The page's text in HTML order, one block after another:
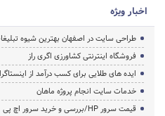
اخبار ویژه
طراحی سایت در اصفهان بهترین شیوه
فروشگاه اینترنتی کشاورزی اگری راز
ایده های طلایی برای کسب درآمد از
خدمات سایت انجام پروژه ماهان
قیمت سرور HP/بررسی و خرید سرور اچ پی